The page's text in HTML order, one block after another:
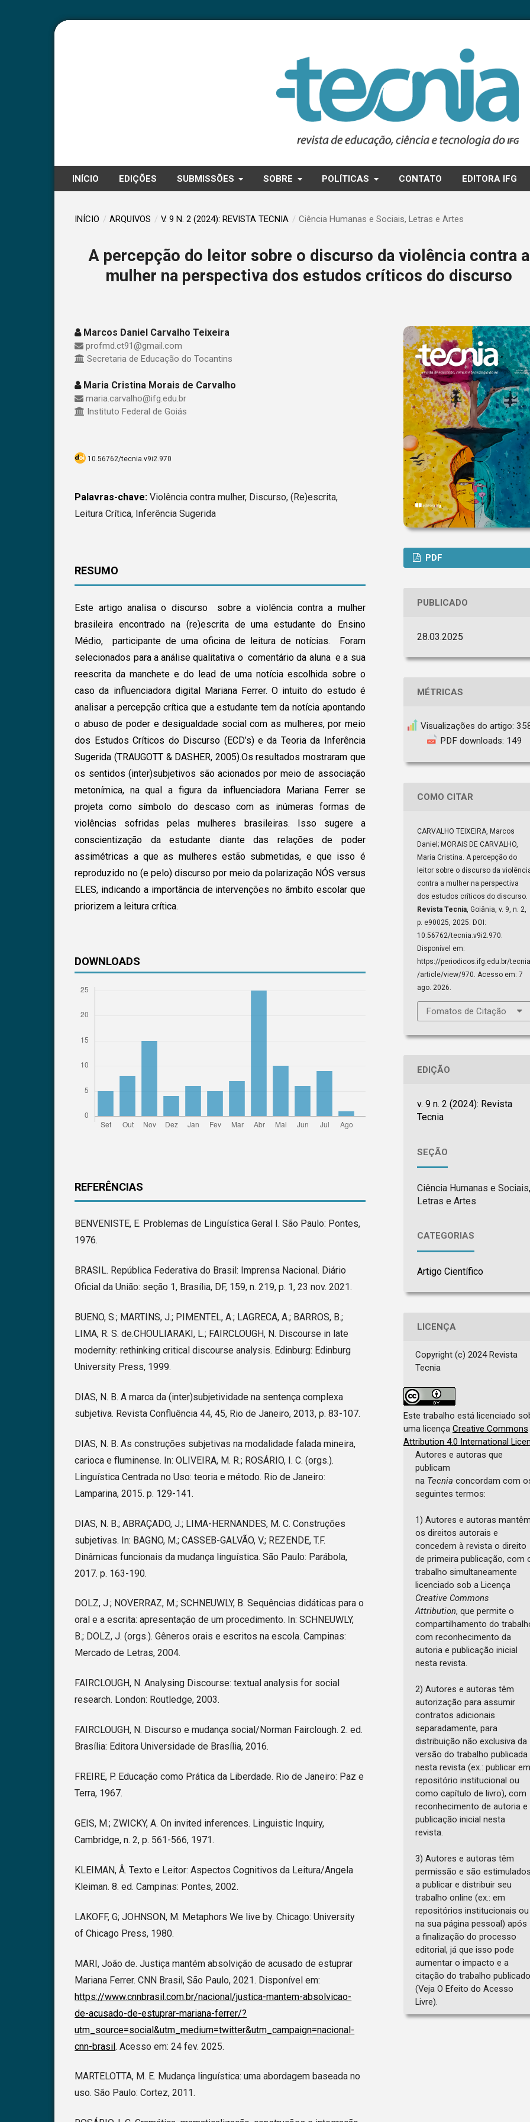
INÍCIO EDIÇÕES SUBMISSÕES SOBRE POLÍTICAS CONTATO EDITORA IFG
INÍCIO / ARQUIVOS / V. 9 N. 2 (2024): REVISTA TECNIA / Ciência Humanas e Sociais, Letras e Artes
A percepção do leitor sobre o discurso da violência contra a
mulher na perspectiva dos estudos críticos do discurso
Marcos Daniel Carvalho Teixeira
profmd.ct91@gmail.com
Secretaria de Educação do Tocantins
Maria Cristina Morais de Carvalho
maria.carvalho@ifg.edu.br
Instituto Federal de Goiás
10.56762/tecnia.v9i2.970
Palavras-chave:Violência contra mulher, Discurso, (Re)escrita,
Leitura Crítica, Inferência Sugerida
RESUMO
Este artigo analisa o discurso sobre a violência contra a mulher
brasileira encontrado na (re)escrita de uma estudante do Ensino
Médio, participante de uma oficina de leitura de notícias. Foram
selecionados para a análise qualitativa o comentário da aluna e a sua
reescrita da manchete e do lead de uma notícia escolhida sobre o
caso da influenciadora digital Mariana Ferrer. O intuito do estudo é
analisar a percepção crítica que a estudante tem da notícia apontando
o abuso de poder e desigualdade social com as mulheres, por meio
dos Estudos Críticos do Discurso (ECD’s) e da Teoria da Inferência
Sugerida (TRAUGOTT & DASHER, 2005).Os resultados mostraram que
os sentidos (inter)subjetivos são acionados por meio de associação
metonímica, na qual a figura da influenciadora Mariana Ferrer se
projeta como símbolo do descaso com as inúmeras formas de
violências sofridas pelas mulheres brasileiras. Isso sugere a
conscientização da estudante diante das relações de poder
assimétricas a que as mulheres estão submetidas, e que isso é
reproduzido no (e pelo) discurso por meio da polarização NÓS versus
ELES, indicando a importância de intervenções no âmbito escolar que
priorizem a leitura crítica.
DOWNLOADS
REFERÊNCIAS
BENVENISTE, E. Problemas de Linguística Geral I. São Paulo: Pontes,
1976.
BRASIL. República Federativa do Brasil: Imprensa Nacional. Diário
Oficial da União: seção 1, Brasília, DF, 159, n. 219, p. 1, 23 nov. 2021.
BUENO, S.; MARTINS, J.; PIMENTEL, A.; LAGRECA, A.; BARROS, B.;
LIMA, R. S. de.CHOULIARAKI, L.; FAIRCLOUGH, N. Discourse in late
modernity: rethinking critical discourse analysis. Edinburg: Edinburg
University Press, 1999.
DIAS, N. B. A marca da (inter)subjetividade na sentença complexa
subjetiva. Revista Confluência 44, 45, Rio de Janeiro, 2013, p. 83-107.
DIAS, N. B. As construções subjetivas na modalidade falada mineira,
carioca e fluminense. In: OLIVEIRA, M. R.; ROSÁRIO, I. C. (orgs.).
Linguística Centrada no Uso: teoria e método. Rio de Janeiro:
Lamparina, 2015. p. 129-141.
DIAS, N. B.; ABRAÇADO, J.; LIMA-HERNANDES, M. C. Construções
subjetivas. In: BAGNO, M.; CASSEB-GALVÃO, V.; REZENDE, T.F.
Dinâmicas funcionais da mudança linguística. São Paulo: Parábola,
2017. p. 163-190.
DOLZ, J.; NOVERRAZ, M.; SCHNEUWLY, B. Sequências didáticas para o
oral e a escrita: apresentação de um procedimento. In: SCHNEUWLY,
B.; DOLZ, J. (orgs.). Gêneros orais e escritos na escola. Campinas:
Mercado de Letras, 2004.
FAIRCLOUGH, N. Analysing Discourse: textual analysis for social
research. London: Routledge, 2003.
FAIRCLOUGH, N. Discurso e mudança social/Norman Fairclough. 2. ed.
Brasília: Editora Universidade de Brasília, 2016.
FREIRE, P. Educação como Prática da Liberdade. Rio de Janeiro: Paz e
Terra, 1967.
GEIS, M.; ZWICKY, A. On invited inferences. Linguistic Inquiry,
Cambridge, n. 2, p. 561-566, 1971.
KLEIMAN, Â. Texto e Leitor: Aspectos Cognitivos da Leitura/Angela
Kleiman. 8. ed. Campinas: Pontes, 2002.
LAKOFF, G; JOHNSON, M. Metaphors We live by. Chicago: University
of Chicago Press, 1980.
MARI, João de. Justiça mantém absolvição de acusado de estuprar
Mariana Ferrer. CNN Brasil, São Paulo, 2021. Disponível em:
https://www.cnnbrasil.com.br/nacional/justica-mantem-absolvicao-
de-acusado-de-estuprar-mariana-ferrer/?
utm_source=social&utm_medium=twitter&utm_campaign=nacional-
cnn-brasil. Acesso em: 24 fev. 2025.
MARTELOTTA, M. E. Mudança linguística: uma abordagem baseada no
uso. São Paulo: Cortez, 2011.
PDF
PUBLICADO
28.03.2025
MÉTRICAS
Visualizações do artigo:
PDF downloads: 149
COMO CITAR
CARVALHO TEIXEIRA, Marcos
Daniel; MORAIS DE CARVALHO,
Maria Cristina. A percepção do
leitor sobre o discurso da
contra a mulher na perspectiva
dos estudos críticos do discurso.
Revista Tecnia, Goiânia, v. 9, n. 2,
p. e90025, 2025. DOI:
10.56762/tecnia.v9i2.970.
Disponível em:
https://periodicos.ifg.edu.br/tecnia
/article/view/970. Acesso em: 7
ago. 2026.
Fomatos de Citação
EDIÇÃO
v. 9 n. 2 (2024): Revista
Tecnia
SEÇÃO
Ciência Humanas e Sociais,
Letras e Artes
CATEGORIAS
Artigo Científico
LICENÇA
Copyright (c) 2024 Revista
Tecnia
Este trabalho está licenciado
uma licença Creative Commons
Attribution 4.0 International
Autores e autoras que
publicam
na Tecnia concordam com
seguintes termos:
1) Autores e autoras mantêm
os direitos autorais e
concedem à revista o direito
de primeira publicação, com
trabalho simultaneamente
licenciado sob a Licença
Creative Commons
Attribution, que permite o
compartilhamento do
com reconhecimento da
autoria e publicação inicial
nesta revista.
2) Autores e autoras têm
autorização para assumir
contratos adicionais
separadamente, para
distribuição não exclusiva da
versão do trabalho publicada
nesta revista (ex.: publicar em
repositório institucional ou
como capítulo de livro), com
reconhecimento de autoria e
publicação inicial nesta
revista.
3) Autores e autoras têm
permissão e são estimulados
a publicar e distribuir seu
trabalho online (ex.: em
repositórios institucionais ou
na sua página pessoal) após
a finalização do processo
editorial, já que isso pode
aumentar o impacto e a
citação do trabalho publicado
(Veja O Efeito do Acesso
Livre).